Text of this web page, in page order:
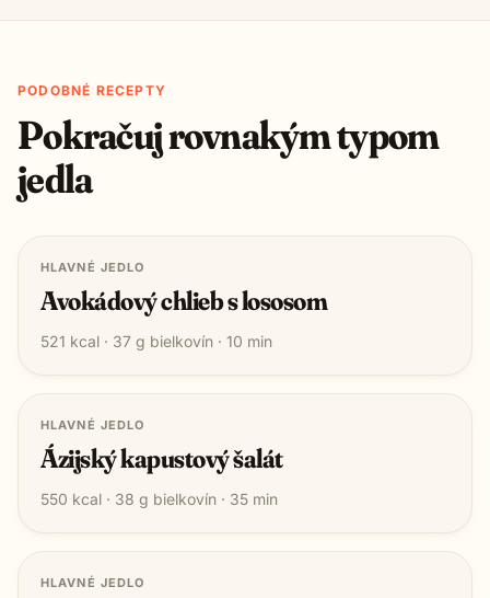
PODOBNÉ RECEPTY
Pokračuj rovnakým typom
jedla
HLAVNÉ JEDLO
Avokádový chlieb s lososom
521 kcal · 37 g bielkovín · 10 min
HLAVNÉ JEDLO
Ázijský kapustový šalát
550 kcal · 38 g bielkovín · 35 min
HLAVNÉ JEDLO